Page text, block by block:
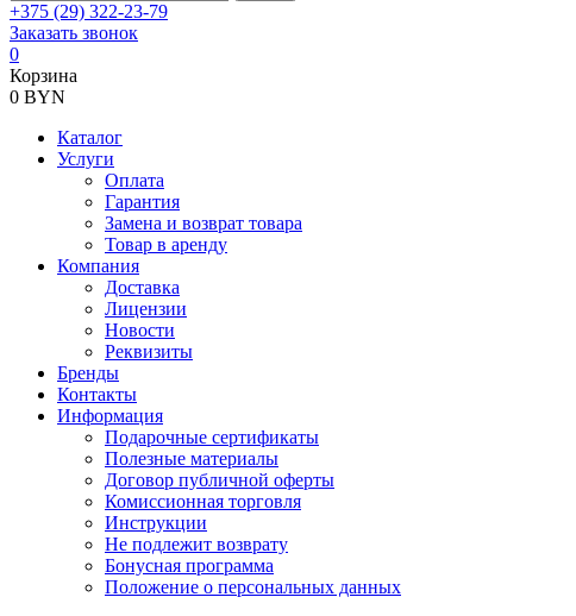
+375 (29) 322-23-79
Заказать звонок
0
Корзина
0 BYN
Каталог
Услуги
Оплата
Гарантия
Замена и возврат товара
Товар в аренду
Компания
Доставка
Лицензии
Новости
Реквизиты
Бренды
Контакты
Информация
Подарочные сертификаты
Полезные материалы
Договор публичной оферты
Комиссионная торговля
Инструкции
Не подлежит возврату
Бонусная программа
Положение о персональных данных